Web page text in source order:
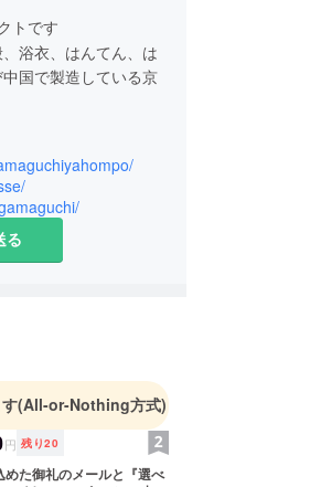
トです
浴衣、はんてん、は
国で製造している京
る
(All-or-Nothing方式)
円 残り20
めた御礼のメールと『選べ